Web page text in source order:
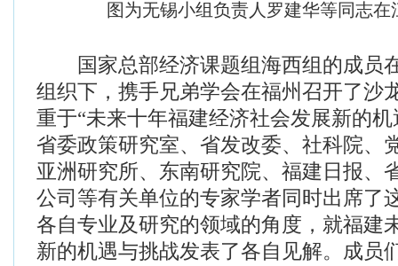
图为无锡小组负责人罗建华等同志在
国家总部经济课题组海西组的成员
组织下，携手兄弟学会在福州召开了沙
重于“未来十年福建经济社会发展新的
省委政策研究室、省发改委、社科院、
亚洲研究所、东南研究院、福建日报、
公司等有关单位的专家学者同时出席了
各自专业及研究的领域的角度，就福建
新的机遇与挑战发表了各自见解。成员